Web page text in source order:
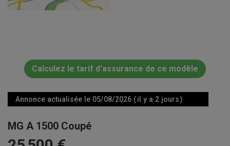
Calculez le tarif d'assurance de ce modèle
Annonce actualisée le 05/08/2026 ( il y a 2 jours )
MG A 1500 Coupé